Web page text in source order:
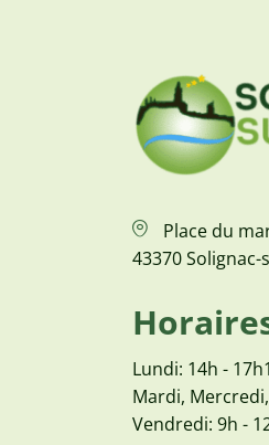
Place du
43370
Lundi: 14h -
Mardi,
Vendredi: 9h -